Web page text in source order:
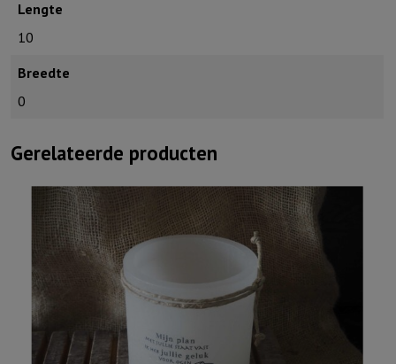
Lengte
10
Breedte
0
Gerelateerde producten